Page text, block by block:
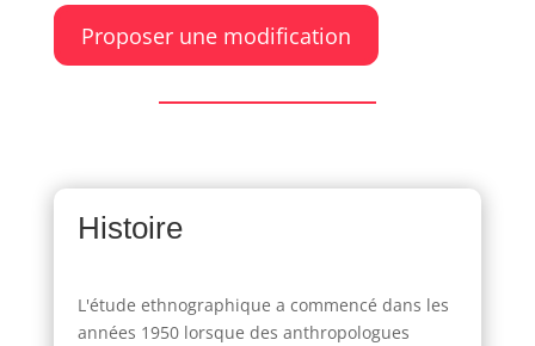
Proposer une modification
Histoire
L'étude ethnographique a commencé dans les
années 1950 lorsque des anthropologues